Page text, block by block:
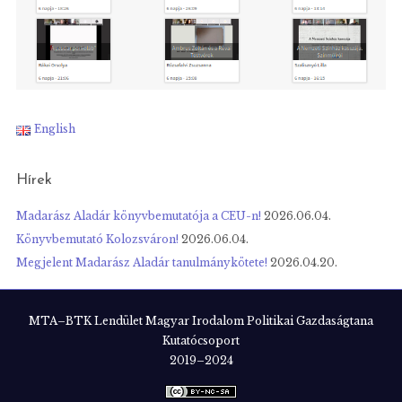
English
Hírek
Madarász Aladár könyvbemutatója a CEU-n! 2026.06.04.
Könyvbemutató Kolozsváron! 2026.06.04.
Megjelent Madarász Aladár tanulmánykötete! 2026.04.20.
MTA–BTK Lendület Magyar Irodalom Politikai Gazdaságtana
Kutatócsoport
2019–2024